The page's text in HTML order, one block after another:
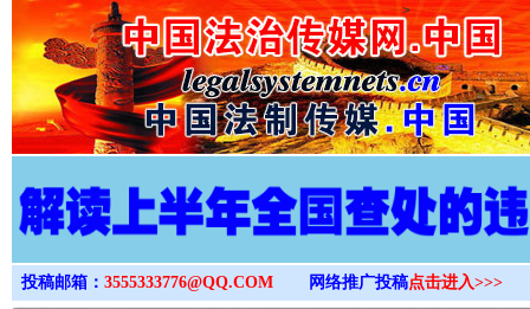
>
投稿邮箱： 3555333776@QQ.COM 网络推广投稿点击进入>>>